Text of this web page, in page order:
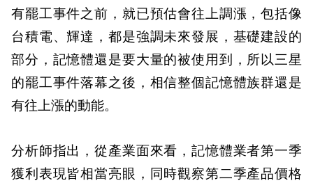
有罷工事件之前，就已預估會往上調漲，包括像
台積電、輝達，都是強調未來發展，基礎建設的
部分，記憶體還是要大量的被使用到，所以三星
的罷工事件落幕之後，相信整個記憶體族群還是
有往上漲的動能。
分析師指出，從產業面來看，記憶體業者第一季
獲利表現皆相當亮眼，同時觀察第二季產品價格